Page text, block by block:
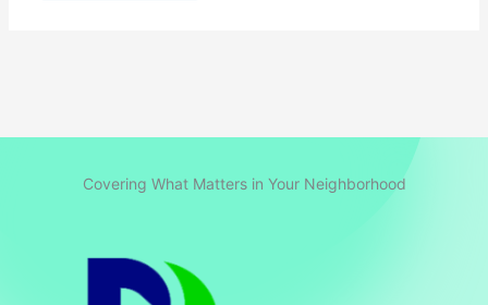
Covering What Matters in Your Neighborhood